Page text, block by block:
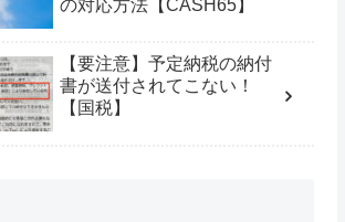
の対応方法【CASH65】
【要注意】予定納税の納付
書が送付されてこない！
【国税】